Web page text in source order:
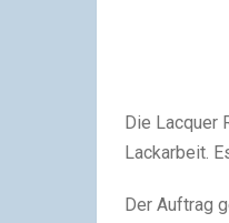
Die Lacquer
Lackarbeit.
Der Auftrag